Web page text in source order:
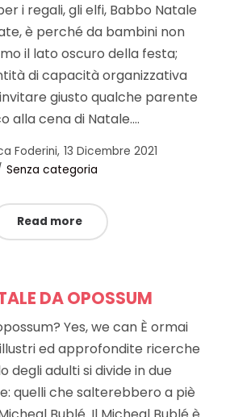
i regali, gli elfi, Babbo Natale
è perché da bambini non
il lato oscuro della festa;
di capacità organizzativa
giusto qualche parente
alla cena di Natale.…
Foderini Posted
on
13 Dicembre 2021
Posted
Senza categoria
Read more
DA OPOSSUM
Yes, we can È ormai
ed approfondite ricerche
degli adulti si divide in due
quelli che salterebbero a piè